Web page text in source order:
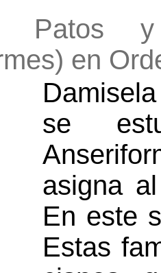
Patos
en
se
asigna
En este
Estas